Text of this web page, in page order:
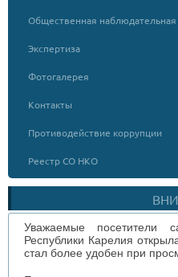
Общественная
Экспертиза
Фотогалерея
Контакты
Противодействие коррупции
Реестр СО НКО
Уважаемые посетители
Республики Карелия
стал более удобен при